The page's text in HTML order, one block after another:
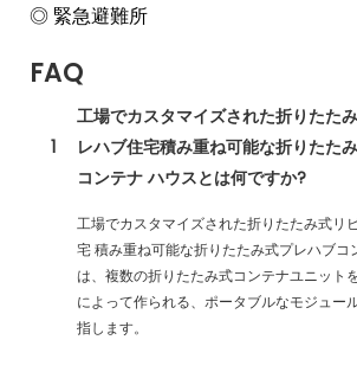
◎ 緊急避難所
FAQ
1
工場でカスタマイズされた折りたた
レハブ住宅積み重ね可能な折りたた
コンテナ ハウスとは何ですか?
工場でカスタマイズされた折りたたみ式リ
宅 積み重ね可能な折りたたみ式プレハブコ
は、複数の折りたたみ式コンテナユニット
によって作られる、ポータブルなモジュー
指します。